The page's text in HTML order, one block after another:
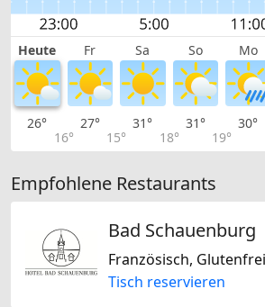
Heute Fr Sa So Mo
26°
16°
27°
15°
31°
18°
31°
19°
30°
Empfohlene Restaurants
Bad Schauenburg
Tisch reservieren